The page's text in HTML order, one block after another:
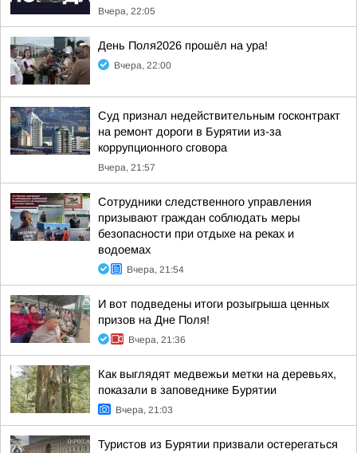
Вчера, 22:05
День Поля2026 прошёл на ура!
Вчера, 22:00
Суд признал недействительным госконтракт
на ремонт дороги в Бурятии из-за
коррупционного сговора
Вчера, 21:57
Сотрудники следственного управления
призывают граждан соблюдать меры
безопасности при отдыхе на реках и
водоемах
Вчера, 21:54
И вот подведены итоги розыгрыша ценных
призов на Дне Поля!
Вчера, 21:36
Как выглядят медвежьи метки на деревьях,
показали в заповеднике Бурятии
Вчера, 21:03
Туристов из Бурятии призвали остерегаться